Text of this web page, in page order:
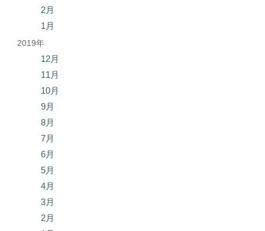
2月
1月
2019年
12月
11月
10月
9月
8月
7月
6月
5月
4月
3月
2月